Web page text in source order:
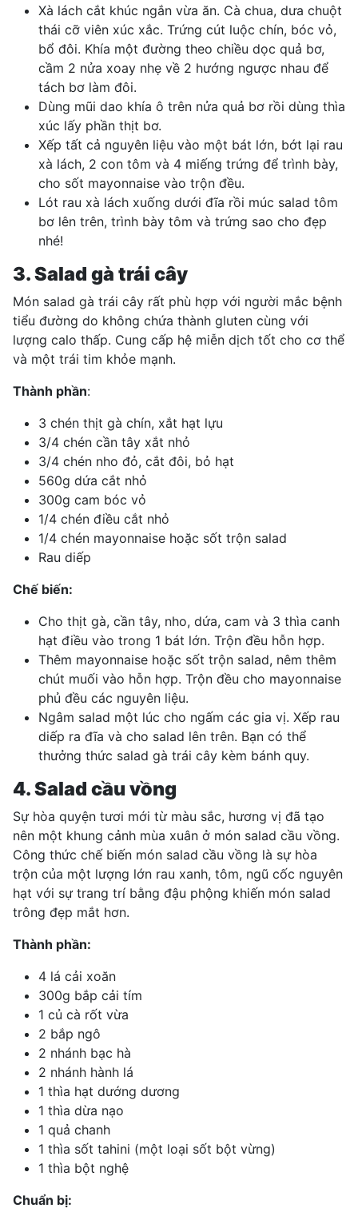
Xà lách cắt khúc ngắn vừa ăn. Cà chua, dưa chuột
thái cỡ viên xúc xắc. Trứng cút luộc chín, bóc vỏ,
bổ đôi. Khía một đường theo chiều dọc quả bơ,
cầm 2 nửa xoay nhẹ về 2 hướng ngược nhau để
tách bơ làm đôi.
Dùng mũi dao khía ô trên nửa quả bơ rồi dùng thìa
xúc lấy phần thịt bơ.
Xếp tất cả nguyên liệu vào một bát lớn, bớt lại rau
xà lách, 2 con tôm và 4 miếng trứng để trình bày,
cho sốt mayonnaise vào trộn đều.
Lót rau xà lách xuống dưới đĩa rồi múc salad tôm
bơ lên trên, trình bày tôm và trứng sao cho đẹp
nhé!
3. Salad gà trái cây
Món salad gà trái cây rất phù hợp với người mắc bệnh
tiểu đường do không chứa thành gluten cùng với
lượng calo thấp. Cung cấp hệ miễn dịch tốt cho cơ thể
và một trái tim khỏe mạnh.
Thành phần:
3 chén thịt gà chín, xắt hạt lựu
3/4 chén cần tây xắt nhỏ
3/4 chén nho đỏ, cắt đôi, bỏ hạt
560g dứa cắt nhỏ
300g cam bóc vỏ
1/4 chén điều cắt nhỏ
1/4 chén mayonnaise hoặc sốt trộn salad
Rau diếp
Chế biến:
Cho thịt gà, cần tây, nho, dứa, cam và 3 thìa canh
hạt điều vào trong 1 bát lớn. Trộn đều hỗn hợp.
Thêm mayonnaise hoặc sốt trộn salad, nêm thêm
chút muối vào hỗn hợp. Trộn đều cho mayonnaise
phủ đều các nguyên liệu.
Ngâm salad một lúc cho ngấm các gia vị. Xếp rau
diếp ra đĩa và cho salad lên trên. Bạn có thể
thưởng thức salad gà trái cây kèm bánh quy.
4. Salad cầu vồng
Sự hòa quyện tươi mới từ màu sắc, hương vị đã tạo
nên một khung cảnh mùa xuân ở món salad cầu vồng.
Công thức chế biến món salad cầu vồng là sự hòa
trộn của một lượng lớn rau xanh, tôm, ngũ cốc nguyên
hạt với sự trang trí bằng đậu phộng khiến món salad
trông đẹp mắt hơn.
Thành phần:
4 lá cải xoăn
300g bắp cải tím
1 củ cà rốt vừa
2 bắp ngô
2 nhánh bạc hà
2 nhánh hành lá
1 thìa hạt dướng dương
1 thìa dừa nạo
1 quả chanh
1 thìa sốt tahini (một loại sốt bột vừng)
1 thìa bột nghệ
Chuẩn bị: